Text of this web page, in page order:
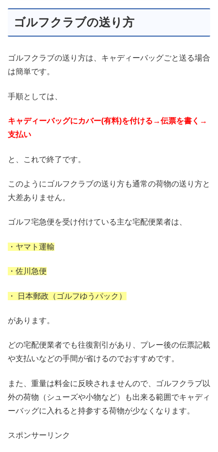
ゴルフクラブの送り方
ゴルフクラブの送り方は、キャディーバッグごと送る場合
は簡単です。
手順としては、
キャディーバッグにカバー(有料)を付ける→伝票を書く→
支払い
と、これで終了です。
このようにゴルフクラブの送り方も通常の荷物の送り方と
大差ありません。
ゴルフ宅急便を受け付けている主な宅配便業者は、
・ヤマト運輸
・佐川急便
・ 日本郵政（ゴルフゆうパック）
があります。
どの宅配便業者でも往復割引があり、プレー後の伝票記載
や支払いなどの手間が省けるのでおすすめです。
また、重量は料金に反映されませんので、ゴルフクラブ以
外の荷物（シューズや小物など）も出来る範囲でキャディ
ーバッグに入れると持参する荷物が少なくなります。
スポンサーリンク